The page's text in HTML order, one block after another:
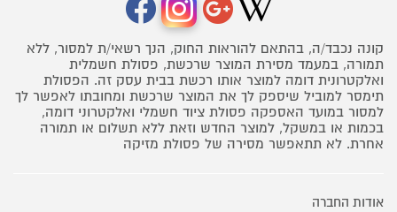
קונה נכבד/ה, בהתאם להוראות החוק, הנך רשאי/ת למסור, ללא
תמורה, במעמד מסירת המוצר שרכשת, פסולת חשמלית
ואלקטרונית דומה למוצר אותו רכשת בבית עסק זה. הפסולת
תימסר למוביל שיספק לך את המוצר שרכשת ומחובתו לאפשר לך
למסור במועד האספקה פסולת ציוד חשמלי ואלקטרוני דומה,
בכמות או במשקל, למוצר החדש וזאת ללא תשלום או תמורה
אחרת. לא תתאפשר מסירה של פסולת מזיקה
אודות החברה